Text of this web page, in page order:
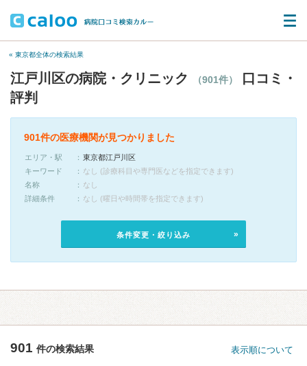
« 東京都全体の検索結果
江戸川区の病院・クリニック （901件）
口コミ・
評判
901件の医療機関が見つかりました
エリア・駅
東京都江戸川区
キーワード
なし (診療科目や専門医などを指定できます)
名称
なし
詳細条件
なし (曜日や時間帯を指定できます)
条件変更・絞り込み
901 件の検索結果 表示順について